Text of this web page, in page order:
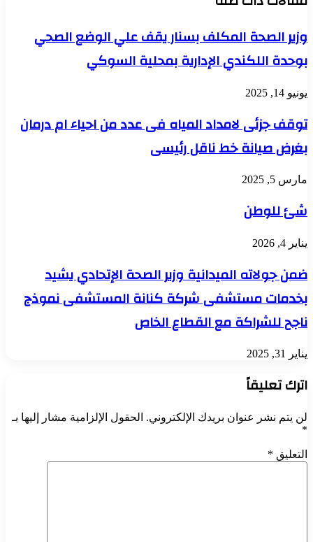
وزير الصحة المكلف بسنار يقف علي الوضع الصحي
بوحدة اللكندي الإدارية بمحلية السوكي
يونيو 14, 2025
توقف جزئى لامداد المياه فى عدد من احياء ام درمان
بغرض صيانة خط ناقل رئيسى
مارس 5, 2025
شئ للوطن
يناير 4, 2026
ضمن جولاته الميدانية وزير الصحة الإتحادي يشيد
بخدمات مستشفى شركة كنانة المستشفى نموذج
ناجح للشراكة مع القطاع الخاص
يناير 31, 2025
اترك تعليقاً
لن يتم نشر عنوان بريدك الإلكتروني. الحقول الإلزامية مشار إليها بـ
*
التعليق *